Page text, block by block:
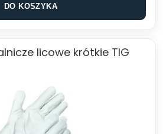
DO KOSZYKA
licowe krótkie TIG